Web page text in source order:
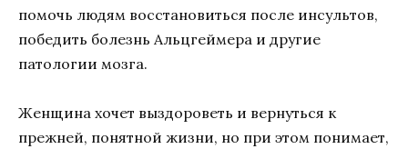
помочь людям восстановиться после инсультов,
победить болезнь Альцгеймера и другие
патологии мозга.
Женщина хочет выздороветь и вернуться к
прежней, понятной жизни, но при этом понимает,